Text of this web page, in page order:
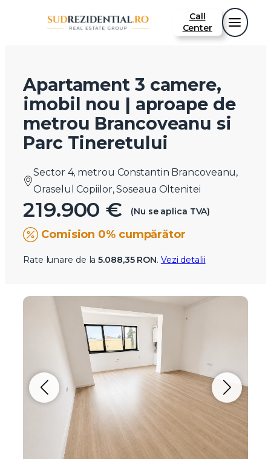
Call
Center
Apartament 3 camere,
imobil nou | aproape de
metrou Brancoveanu si
Parc Tineretului
Sector 4, metrou Constantin Brancoveanu,
Oraselul Copiilor, Soseaua Oltenitei
219.900 € (Nu se aplica TVA)
Comision 0% cumpărător
Rate lunare de la5.088,35 RON. Vezi detalii